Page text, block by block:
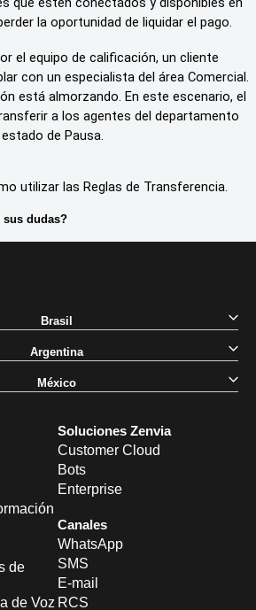
la oportunidad de liquidar el pago.
el equipo de calificación, un cliente
con un especialista del área Comercial.
está almorzando. En este escenario, el
a los agentes del departamento
de Pausa.
utilizar las Reglas de Transferencia.
sus dudas?
de
de Voz
Soluciones Zenvia
Customer Cloud
Bots
Enterprise
Canales
WhatsApp
SMS
E-mail
RCS
Brasil
Argentina
México